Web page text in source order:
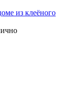
из клеёного